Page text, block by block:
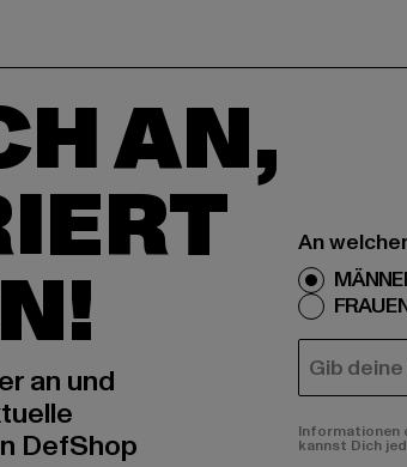
AN,
an und
DefShop
An
E-MAIL
Informationen
kannst Dich